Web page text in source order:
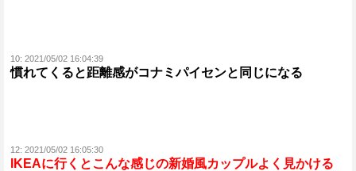
10: 2021/05/02 16:04:39
慣れてくると距離感がコナミパイセンと同じになる
12: 2021/05/02 16:05:30
IKEAに行くとこんな感じの新婚風カップルよく見かける